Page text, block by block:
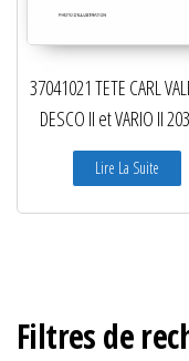
37041021 TETE CARL
DESCO II et VARIO II
Lire La Suite
Filtres de